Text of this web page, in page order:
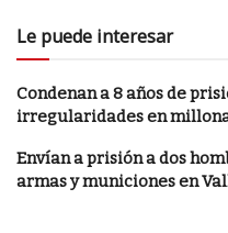
Le puede interesar
Condenan a 8 años de
irregularidades en
Envían a prisión a dos
armas y municiones en